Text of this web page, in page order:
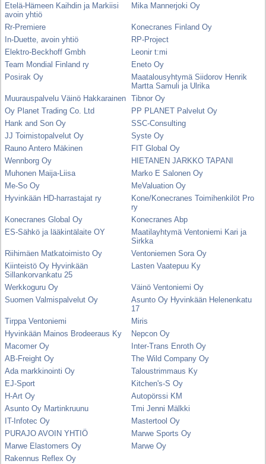
Etelä-Hämeen Kaihdin ja Markiisi
avoin yhtiö
Mika Mannerjoki Oy
Rr-Premiere
Konecranes Finland Oy
In-Duette, avoin yhtiö
RP-Project
Elektro-Beckhoff Gmbh
Leonir t:mi
Team Mondial Finland ry
Eneto Oy
Posirak Oy
Maatalousyhtymä Siidorov Henrik
Martta Samuli ja Ulrika
Muurauspalvelu Väinö Hakkarainen
Tibnor Oy
Oy Planet Trading Co. Ltd
PP PLANET Palvelut Oy
Hank and Son Oy
SSC-Consulting
JJ Toimistopalvelut Oy
Syste Oy
Rauno Antero Mäkinen
FIT Global Oy
Wennborg Oy
HIETANEN JARKKO TAPANI
Muhonen Maija-Liisa
Marko E Salonen Oy
Me-So Oy
MeValuation Oy
Hyvinkään HD-harrastajat ry
Kone/Konecranes Toimihenkilöt Pro
ry
Konecranes Global Oy
Konecranes Abp
ES-Sähkö ja lääkintälaite OY
Maatilayhtymä Ventoniemi Kari ja
Sirkka
Riihimäen Matkatoimisto Oy
Ventoniemen Sora Oy
Kiinteistö Oy Hyvinkään
Sillankorvankatu 25
Lasten Vaatepuu Ky
Werkkoguru Oy
Väinö Ventoniemi Oy
Suomen Valmispalvelut Oy
Asunto Oy Hyvinkään Helenenkatu
17
Tirppa Ventoniemi
Miris
Hyvinkään Mainos Brodeeraus Ky
Nepcon Oy
Macomer Oy
Inter-Trans Enroth Oy
AB-Freight Oy
The Wild Company Oy
Ada markkinointi Oy
Taloustrimmaus Ky
EJ-Sport
Kitchen's-S Oy
H-Art Oy
Autopörssi KM
Asunto Oy Martinkruunu
Tmi Jenni Mälkki
IT-Infotec Oy
Mastertool Oy
PURAJO AVOIN YHTIÖ
Marwe Sports Oy
Marwe Elastomers Oy
Marwe Oy
Rakennus Reflex Oy